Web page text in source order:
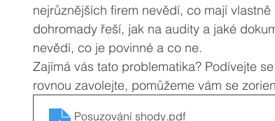
nejrůznějších firem nevědí, co mají
dohromady řeší, jak na audity a jaké
nevědí, co je povinné a co ne.
Zajímá vás tato problematika? Podívejte
rovnou zavolejte, pomůžeme vám se
Posuzování shody.pdf